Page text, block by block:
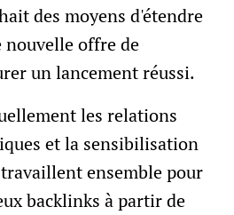
des moyens d'étendre
nouvelle offre de
un lancement réussi.
les relations
et la sensibilisation
ensemble pour
backlinks à partir de